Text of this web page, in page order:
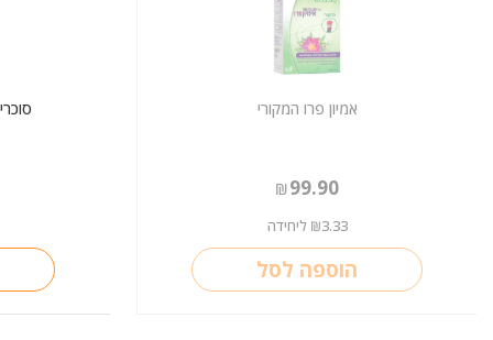
אמיון פרו המקורי
₪99.90
₪3.33 ליחידה
הוספה לסל